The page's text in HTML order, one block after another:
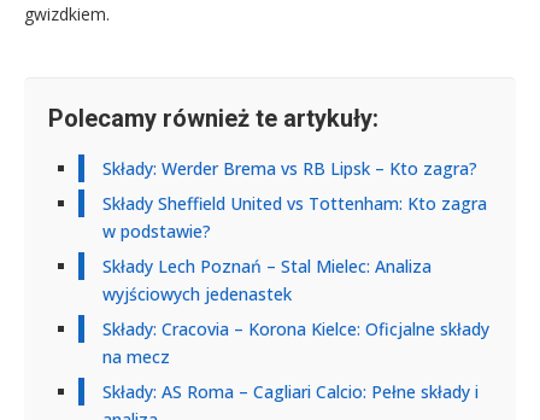
gwizdkiem.
Polecamy również te artykuły:
Składy: Werder Brema vs RB Lipsk – Kto zagra?
Składy Sheffield United vs Tottenham: Kto zagra
w podstawie?
Składy Lech Poznań – Stal Mielec: Analiza
wyjściowych jedenastek
Składy: Cracovia – Korona Kielce: Oficjalne składy
na mecz
Składy: AS Roma – Cagliari Calcio: Pełne składy i